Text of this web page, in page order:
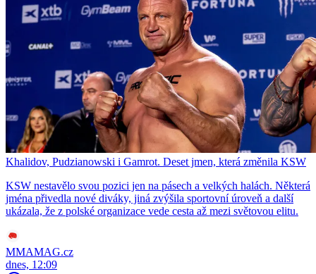
Khalidov, Pudzianowski i Gamrot. Deset jmen, která změnila KSW
KSW nestavělo svou pozici jen na pásech a velkých halách. Některá
jména přivedla nové diváky, jiná zvýšila sportovní úroveň a další
ukázala, že z polské organizace vede cesta až mezi světovou elitu.
MMAMAG.cz
dnes, 12:09